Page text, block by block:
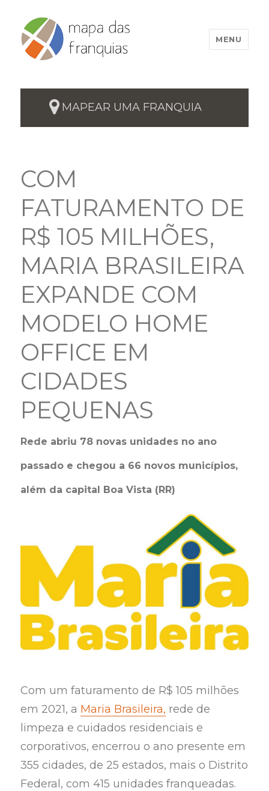
MENU
MAPEAR UMA FRANQUIA
COM
FATURAMENTO DE
R$ 105 MILHÕES,
MARIA BRASILEIRA
EXPANDE COM
MODELO HOME
OFFICE EM
CIDADES
PEQUENAS
Rede abriu 78 novas unidades no ano
passado e chegou a 66 novos municípios,
além da capital Boa Vista (RR)
Com um faturamento de R$ 105 milhões
em 2021, a Maria Brasileira, rede de
limpeza e cuidados residenciais e
corporativos, encerrou o ano presente em
355 cidades, de 25 estados, mais o Distrito
Federal, com 415 unidades franqueadas.